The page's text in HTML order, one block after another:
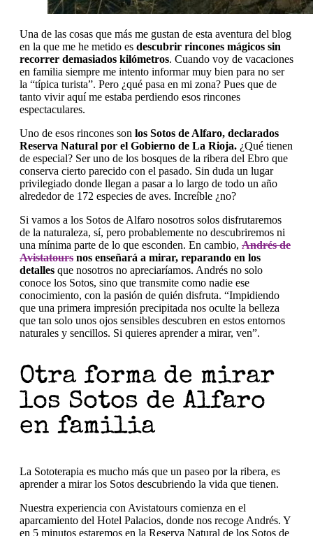
Una de las cosas que más me gustan de esta aventura del blog
en la que me he metido es descubrir rincones mágicos sin
recorrer demasiados kilómetros. Cuando voy de vacaciones
en familia siempre me intento informar muy bien para no ser
la “típica turista”. Pero ¿qué pasa en mi zona? Pues que de
tanto vivir aquí me estaba perdiendo esos rincones
espectaculares.
Uno de esos rincones son los Sotos de Alfaro, declarados
Reserva Natural por el Gobierno de La Rioja. ¿Qué tienen
de especial? Ser uno de los bosques de la ribera del Ebro que
conserva cierto parecido con el pasado. Sin duda un lugar
privilegiado donde llegan a pasar a lo largo de todo un año
alrededor de 172 especies de aves. Increíble ¿no?
Si vamos a los Sotos de Alfaro nosotros solos disfrutaremos
de la naturaleza, sí, pero probablemente no descubriremos ni
una mínima parte de lo que esconden. En cambio, Andrés de
Avistatours nos enseñará a mirar, reparando en los
detalles que nosotros no apreciaríamos. Andrés no solo
conoce los Sotos, sino que transmite como nadie ese
conocimiento, con la pasión de quién disfruta. “Impidiendo
que una primera impresión precipitada nos oculte la belleza
que tan solo unos ojos sensibles descubren en estos entornos
naturales y sencillos. Si quieres aprender a mirar, ven”.
Otra forma de mirar
los Sotos de Alfaro
en familia
La Sototerapia es mucho más que un paseo por la ribera, es
aprender a mirar los Sotos descubriendo la vida que tienen.
Nuestra experiencia con Avistatours comienza en el
aparcamiento del Hotel Palacios, donde nos recoge Andrés. Y
en 5 minutos estaremos en la Reserva Natural de los Sotos de